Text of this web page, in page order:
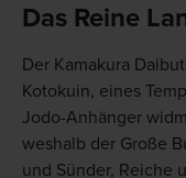
Das Reine
Der Kamakura
Kotokuin, eines
Jodo-Anhänger
weshalb der Große
und Sünder, Reiche